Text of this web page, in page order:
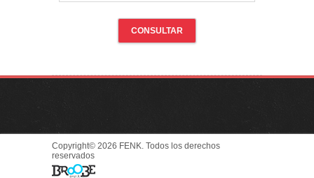
CONSULTAR
Copyright© 2026 FENK. Todos los derechos
reservados